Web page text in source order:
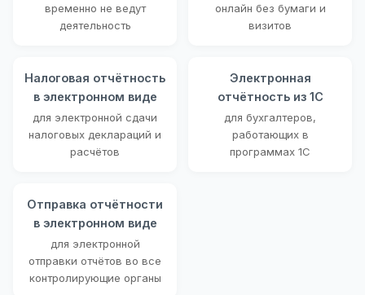
временно не ведут
деятельность
онлайн без бумаги и
визитов
Налоговая отчётность
в электронном виде
для электронной сдачи
налоговых деклараций и
расчётов
Электронная
отчётность из 1С
для бухгалтеров,
работающих в
программах 1С
Отправка отчётности
в электронном виде
для электронной
отправки отчётов во все
контролирующие органы